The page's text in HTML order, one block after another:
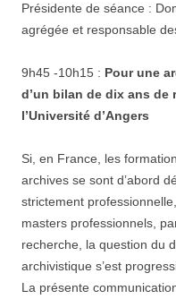
Présidente de séance :
agrégée et responsable
9h45 -10h15 : Pour une
d’un bilan de dix ans de
l’Université d’Angers
Si, en France, les
archives se sont d’abord
strictement
masters professionnels,
recherche, la question du
archivistique s’est
La présente